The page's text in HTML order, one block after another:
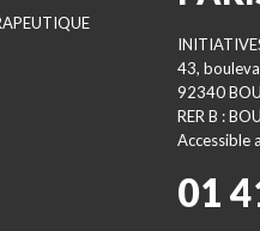
43,
92340
RER B :
Accessible
01